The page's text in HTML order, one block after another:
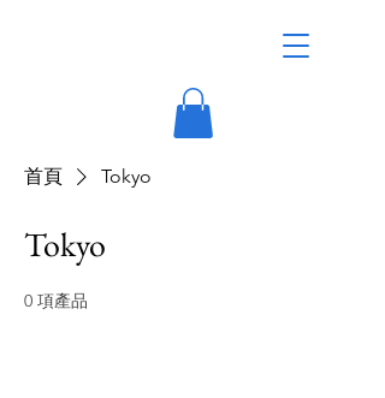
首頁 Tokyo
Tokyo
0 項產品